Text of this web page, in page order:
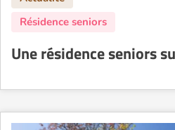
Une résidence seniors